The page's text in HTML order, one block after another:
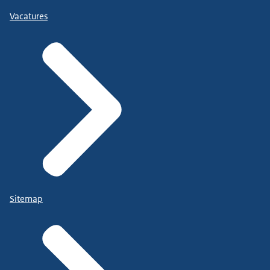
Vacatures
Sitemap